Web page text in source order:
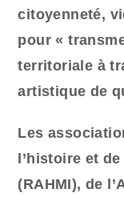
citoyenneté,
pour «
territoriale à
artistique de
Les
l’histoire et
(RAHMI), de